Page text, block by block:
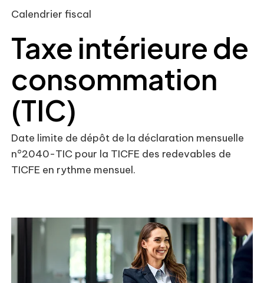
Calendrier fiscal
Taxe intérieure de
consommation
(TIC)
Date limite de dépôt de la déclaration mensuelle
n°2040-TIC pour la TICFE des redevables de
TICFE en rythme mensuel.